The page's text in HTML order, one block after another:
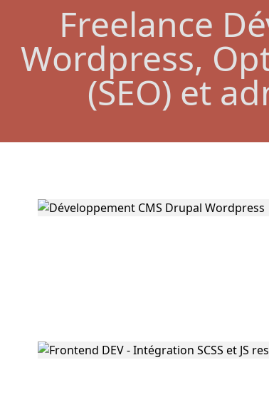
Freelance
Wordpress,
(SEO) et